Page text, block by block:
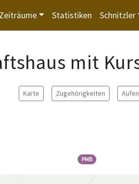
Zeiträume Statistiken Schnitzler
mit
Karte Zugehörigkeiten
PMB